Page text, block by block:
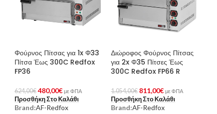
Φούρνος Πίτσας για 1x Φ33
Πίτσα Έως 300C Redfox
FP36
624,00€ 480,00€ με ΦΠΑ
Προσθήκη Στο Καλάθι
Brand:AF-Redfox
Διώροφος Φούρνος Πίτσας
για 2x Φ35 Πίτσες Έως
300C Redfox FP66 R
1.054,00€ 811,00€ με ΦΠΑ
Προσθήκη Στο Καλάθι
Brand:AF-Redfox